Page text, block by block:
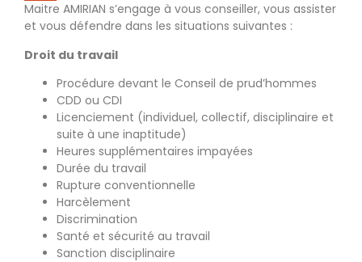
Maitre AMIRIAN s’engage à vous conseiller, vous assister
et vous défendre dans les situations suivantes :
Droit du travail
Procédure devant le Conseil de prud’hommes
CDD ou CDI
Licenciement (individuel, collectif, disciplinaire et
suite à une inaptitude)
Heures supplémentaires impayées
Durée du travail
Rupture conventionnelle
Harcèlement
Discrimination
Santé et sécurité au travail
Sanction disciplinaire